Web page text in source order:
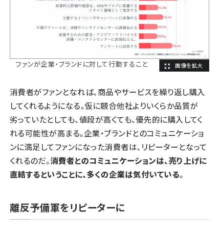
ファンが企業・ブランドに対して行動すること
消費者がファンとなれば、商品やサービスを繰り返し購入
してくれるようになる。仮に競合他社よりいくらか品質が
劣っていたとしても、値段が高くても、優先的に購入してく
れる可能性が高まる。企業・ブランドとのコミュニケーショ
ンに満足してファンになった消費者は、リピーターとなって
くれるのだ。消費者とのコミュニケーションは、売り上げに
直結するということに、多くの企業は気付いている。
離反予備軍をリピーターに